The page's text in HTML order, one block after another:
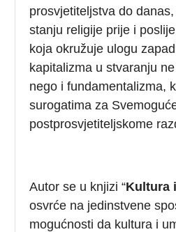
prosvjetiteljstva do
stanju religije prije i
koja okružuje ulogu
kapitalizma u stvaranju
nego i fundamentalizma,
surogatima za
postprosvjetiteljskome
Autor se u knjizi “Kultura
osvrće na jedinstvene
mogućnosti da kultura i